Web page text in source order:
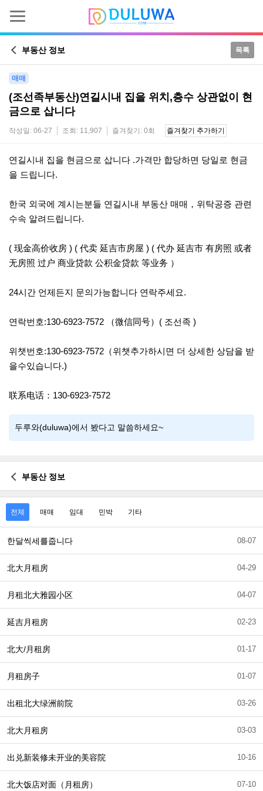
부동산 정보 목록
매매
(조선족부동산)연길시내 집을 위치,층수 상관없이 현
금으로 삽니다
작성일: 06-27 조회: 11,907 즐겨찾기: 0회 즐겨찾기 추가하기
본문
연길시내 집을 현금으로 삽니다 .가격만 합당하면 당일로 현금
을 드립니다.
한국 외국에 계시는분들 연길시내 부동산 매매，위탁공증 관련
수속 알려드립니다.
( 现金高价收房 ) ( 代卖 延吉市房屋 ) ( 代办 延吉市 有房照 或者
无房照 过户 商业贷款 公积金贷款 等业务 ）
24시간 언제든지 문의가능합니다 연락주세요.
연락번호:130-6923-7572 （微信同号）( 조선족 )
위챗번호:130-6923-7572（위챗추가하시면 더 상세한 상담을 받
을수있습니다.)
联系电话：130-6923-7572
두루와(duluwa)에서 봤다고 말씀하세요~
부동산 정보
전체 매매 임대 민박 기타
한달씩세를줍니다 08-07
北大月租房 04-29
月租北大雅园小区 04-07
延吉月租房 02-23
北大/月租房 01-17
月租房子 01-07
出租北大绿洲前院 03-26
北大月租房 03-03
出兑新装修未开业的美容院 10-16
北大饭店对面（月租房） 07-10